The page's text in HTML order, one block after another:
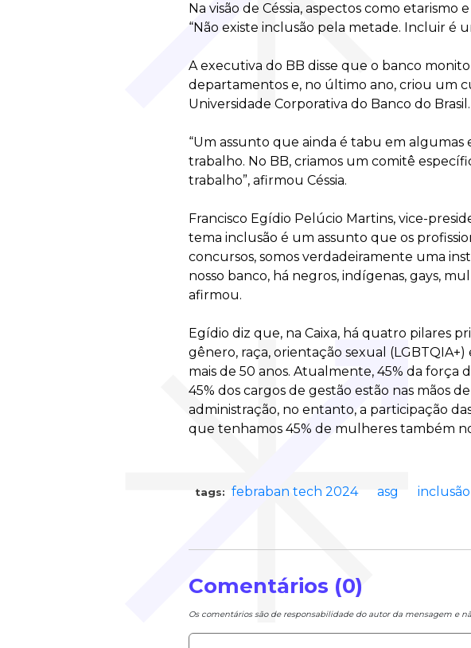
Na visão de Céssia, aspectos como
“Não existe inclusão pela metade. Incluir é
A executiva do BB disse que o banco
departamentos e, no último ano, criou um
Universidade Corporativa do Banco do Brasil.
“Um assunto que ainda é tabu em
trabalho. No BB, criamos um comitê
trabalho”, afirmou Céssia.
Francisco Egídio Pelúcio Martins, vice-
tema inclusão é um assunto que os
concursos, somos verdadeiramente uma
nosso banco, há negros, indígenas, gays,
afirmou.
Egídio diz que, na Caixa, há quatro pilares
gênero, raça, orientação sexual
mais de 50 anos. Atualmente, 45% da
45% dos cargos de gestão estão nas mãos
administração, no entanto, a participação
que tenhamos 45% de mulheres também
tags: febraban tech 2024 asg inclusão
Comentários (0)
Os comentários são de responsabilidade do autor da mensagem e